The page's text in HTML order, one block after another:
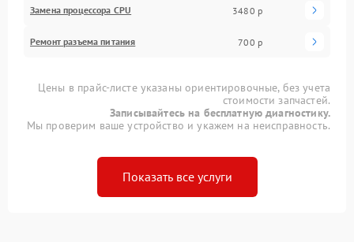
Замена процессора CPU 3480 р
Ремонт разъема питания 700 р
Цены в прайс-листе указаны ориентировочные, без учета
стоимости запчастей.
Записывайтесь на бесплатную диагностику.
Мы проверим ваше устройство и укажем на неисправность.
Показать все услуги